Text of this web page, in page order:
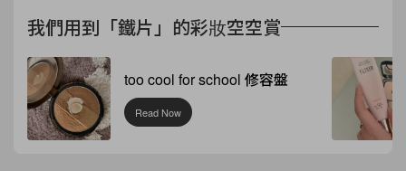
我們用到「鐵片」的彩妝空空賞
too cool for school 修容盤
Read Now